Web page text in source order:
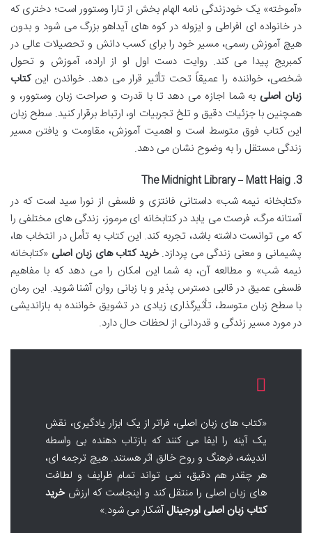
«آموخته» یک خودزندگی نامه الهام بخش از تارا وستوور است؛ دختری که
در خانواده ای افراطی و ایزوله در کوه های آیداهو بزرگ می شود و بدون
هیچ آموزش رسمی، مسیر خود را برای کسب دانش و تحصیلات عالی در
کمبریج پیدا می کند. روایت دست اول او از اراده، آموزش و تحول
شخصی، خواننده را عمیقاً تحت تأثیر قرار می دهد. خواندن اینکتاب
زبان اصلی به شما اجازه می دهد تا با قدرت و صراحت زبان وستوور، و
همچنین با جزئیات دقیق و تلخ تجربیات او، ارتباط برقرار کنید. سطح زبان
این کتاب فوق متوسط است و اهمیت آموزش، مقاومت و یافتن مسیر
زندگی مستقل را به وضوح نشان می دهد.
3. The Midnight Library – Matt Haig
«کتابخانه نیمه شب» داستانی فانتزی و فلسفی از نورا سید است که در
آستانه مرگ، فرصت می یابد در کتابخانه ای مرموز، زندگی های مختلفی را
که می توانست داشته باشد، تجربه کند. این کتاب به تأمل در انتخاب ها،
پشیمانی و معنی زندگی می پردازد.خرید کتاب های زبان اصلی «کتابخانه
نیمه شب» و مطالعه آن، به شما این امکان را می دهد که با مفاهیم
فلسفی عمیق در قالبی دسترس پذیر و با زبانی روان آشنا شوید. این رمان
با سطح زبان متوسط، تأثیرگذاری زیادی در تشویق خواننده به بازاندیشی
در مورد مسیر زندگی و قدردانی از لحظات حال دارد.
«کتاب های زبان اصلی، فراتر از یک ابزار یادگیری، نقش
یک آینه را ایفا می کنند که بازتاب دهنده بی واسطه
اندیشه، فرهنگ و روح خالق اثر هستند. هیچ ترجمه ای،
هر چقدر هم دقیق، نمی تواند تمام ظرایف و لطافت
های زبان اصلی را منتقل کند و اینجاست که ارزشخرید
کتاب زبان اصلی اورجینالآشکار می شود.»